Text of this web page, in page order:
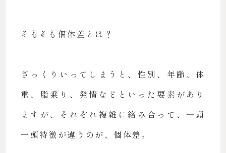
そもそも個体差とは？
ざっくりいってしまうと、性別、年齢、体
重、脂乗り、発情などといった要素があり
ますが、それぞれ複雑に絡み合って、一頭
一頭特徴が違うのが、個体差。